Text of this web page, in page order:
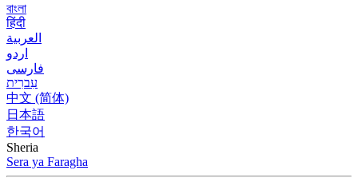
বাংলা
हिंदी
العربية
اردو
فارسی
עִברִית
中文 (简体)
日本語
한국어
Sheria
Sera ya Faragha